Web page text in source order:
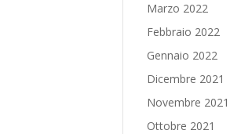
Marzo 2022
Febbraio 2022
Gennaio 2022
Dicembre 2021
Novembre 2021
Ottobre 2021